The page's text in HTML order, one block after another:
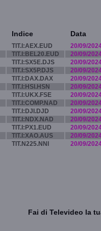
Indice Data
TIT.I:AEX.EUD
20/09/
TIT.I:BEL20.EUD
20/09/
TIT.I:SX5E.DJS
20/09/
TIT.I:SX5P.DJS
20/09/
TIT.I:DAX.DAX
20/09/
TIT.I:HSI.HSN
20/09/
TIT.I:UKX.FSE
20/09/
TIT.I:COMP.NAD
20/09/
TIT.I:DJI.DJD
20/09/
TIT.I:NDX.NAD
20/09/
TIT.I:PX1.EUD
20/09/
TIT.I:XAO.AUS
20/09/
TIT.N225.NNI 20/09/
Fai di Televideo la